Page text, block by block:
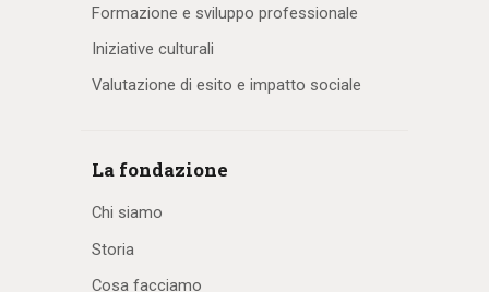
Formazione e sviluppo professionale
Iniziative culturali
Valutazione di esito e impatto sociale
La fondazione
Chi siamo
Storia
Cosa facciamo